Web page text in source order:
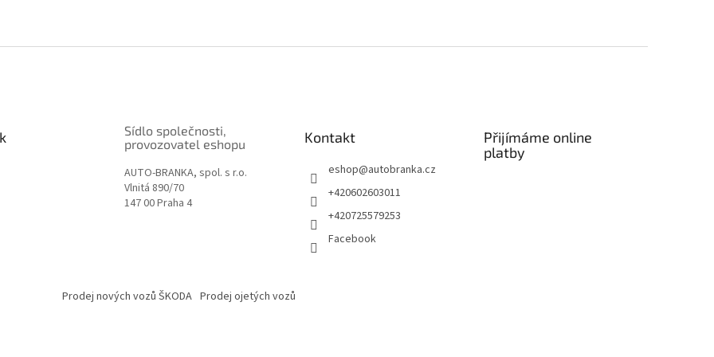
Sídlo společnosti,
provozovatel eshopu
AUTO-BRANKA, spol. s r.o.
Vlnitá 890/70
147 00 Praha 4
Kontakt
eshop@autobranka.cz
+420602603011
+420725579253
Facebook
Přijímáme online
platby
Prodej nových vozů ŠKODA Prodej ojetých vozů